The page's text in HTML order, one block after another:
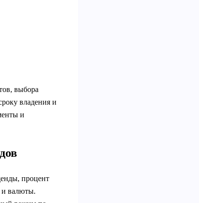
выбора
владения и
и
процент
и валюты.